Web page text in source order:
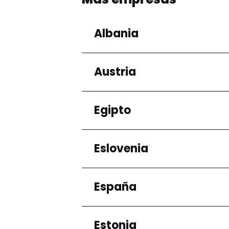
Albania
Regiones
Condado de Tirana
Austria
Regiones
Niederösterreich
Egipto
Regiones
Gobernación de El
Eslovenia
Regiones
Ljubljana
España
Regiones
Estonia